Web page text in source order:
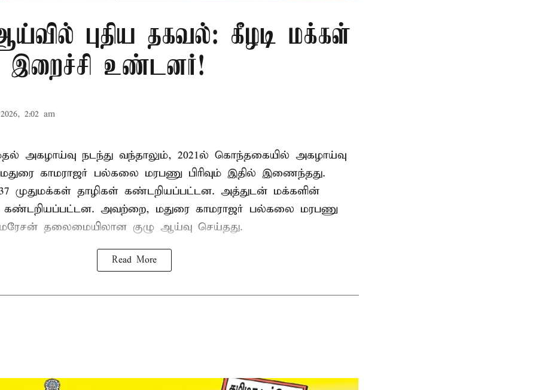
புதிய தகவல்: கீழடி மக்கள்
இறைச்சி உண்டனர்!
2:02 am
அகழாய்வு நடந்து வந்தாலும், 2021ல் கொந்தகையில் அகழாய்வு
காமராஜர் பல்கலை மரபணு பிரிவும் இதில் இணைந்தது.
முதுமக்கள் தாழிகள் கண்டறியப்பட்டன. அத்துடன் மக்களின்
கண்டறியப்பட்டன. அவற்றை, மதுரை காமராஜர் பல்கலை மரபணு
தலைமையிலான குழு ஆய்வு செய்தது.
Read More